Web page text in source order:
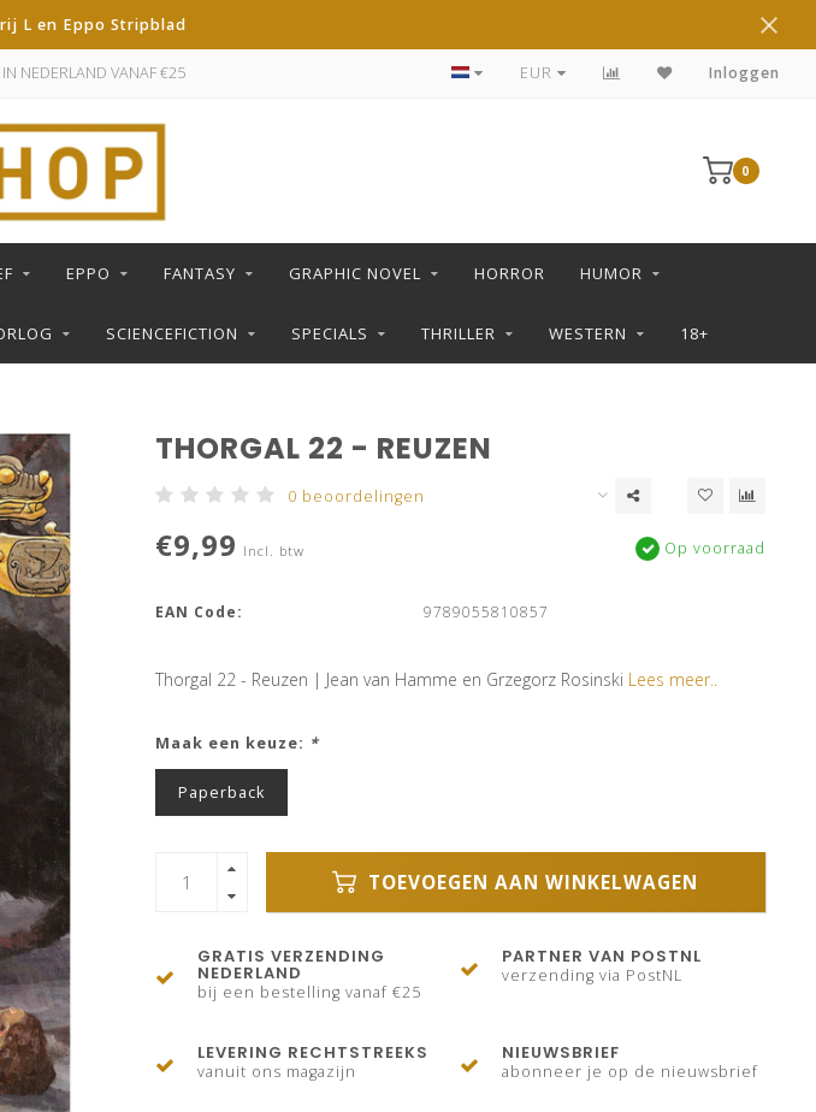
L en Eppo Stripblad
NEDERLAND VANAF €25 DE LEUKSTE STRIPS KOOP JE IN DE L SHOP
EUR Inloggen
0
EPPO FANTASY GRAPHIC NOVEL HORROR HUMOR
SCIENCEFICTION SPECIALS THRILLER WESTERN 18+
THORGAL 22 - REUZEN
0 beoordelingen
€9,99 Incl. btw Op voorraad
EAN Code: 9789055810857
Thorgal 22 - Reuzen | Jean van Hamme en Grzegorz Rosinski Lees meer..
Maak een keuze: *
Paperback
TOEVOEGEN AAN WINKELWAGEN
GRATIS VERZENDING
NEDERLAND
bij een bestelling vanaf €25
PARTNER VAN POSTNL
verzending via PostNL
LEVERING RECHTSTREEKS
vanuit ons magazijn
NIEUWSBRIEF
abonneer je op de nieuwsbrief